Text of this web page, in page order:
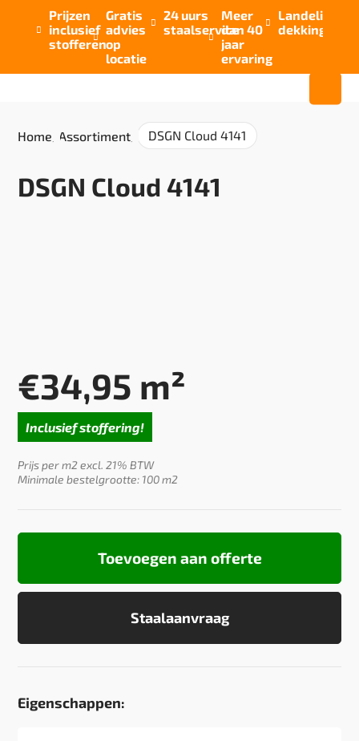

Prijzen
inclusief
stofferen

Gratis
advies
op
locatie

24 uurs
staalservice

Meer
dan 40
jaar
ervaring

Landelijke
dekking
Home Assortiment DSGN Cloud 4141
DSGN Cloud 4141
€34,95 m²
Inclusief stoffering!
Prijs per m2 excl. 21% BTW
Minimale bestelgrootte: 100 m2
Staalaanvraag
Toevoegen aan offerte
Eigenschappen: